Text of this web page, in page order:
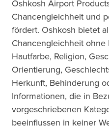
Oshkosh Airport
Chancengleichheit und
fördert. Oshkosh bietet
Chancengleichheit ohne
Hautfarbe, Religion,
Orientierung,
Herkunft, Behinderung
Informationen, die in
vorgeschriebenen
beeinflussen in keiner